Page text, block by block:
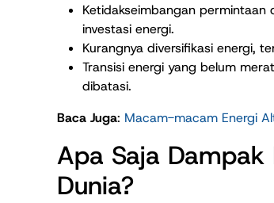
Ketidakseimbangan
investasi energi.
Kurangnya diversifikasi energi,
Transisi energi yang belum
dibatasi.
Baca Juga: Macam-macam Energi
Apa Saja
Dunia?